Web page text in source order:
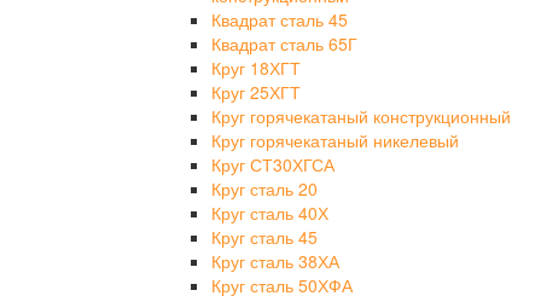
Квадрат сталь 45
Квадрат сталь 65Г
Круг 18ХГТ
Круг 25ХГТ
Круг горячекатаный конструкционный
Круг горячекатаный никелевый
Круг СТ30ХГСА
Круг сталь 20
Круг сталь 40Х
Круг сталь 45
Круг сталь 38ХА
Круг сталь 50ХФА